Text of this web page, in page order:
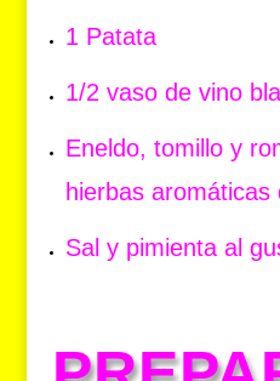
1 Patata
1/2 vaso de vino
Eneldo, tomillo y
hierbas aromáticas
Sal y pimienta al